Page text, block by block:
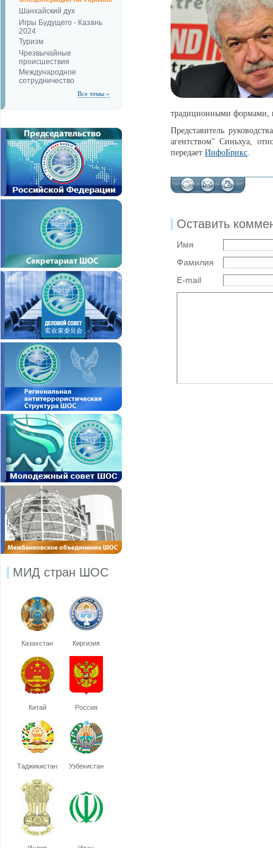
Шанхайский дух
Игры Будущего - Казань
2024
Туризм
Чрезвычайные
происшествия
Международное
сотрудничество
Все темы »
МИД стран ШОС
Казахстан Киргизия
Китай Россия
Таджикистан Узбекистан
традиционными формами,
Представитель
агентством" Синьхуа,
передает ИнфоБрикс.
Оставить
Имя
Фамилия
E-mail